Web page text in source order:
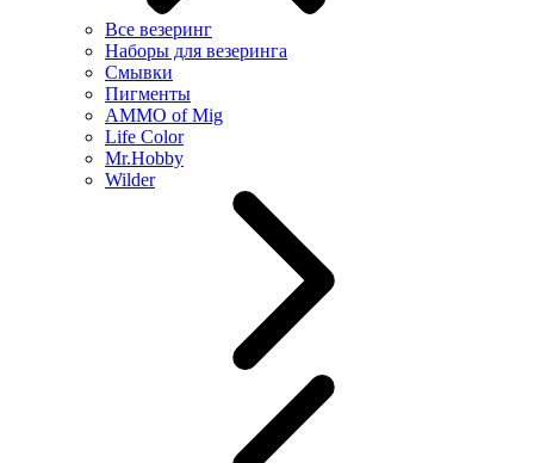
Все везеринг
Наборы для везеринга
Смывки
Пигменты
AMMO of Mig
Life Color
Mr.Hobby
Wilder